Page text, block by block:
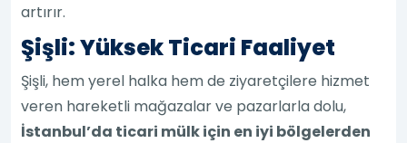
artırır.
Şişli: Yüksek Ticari Faaliyet
Şişli, hem yerel halka hem de ziyaretçilere hizmet
veren hareketli mağazalar ve pazarlarla dolu,
İstanbul’da ticari mülk için en iyi bölgelerden